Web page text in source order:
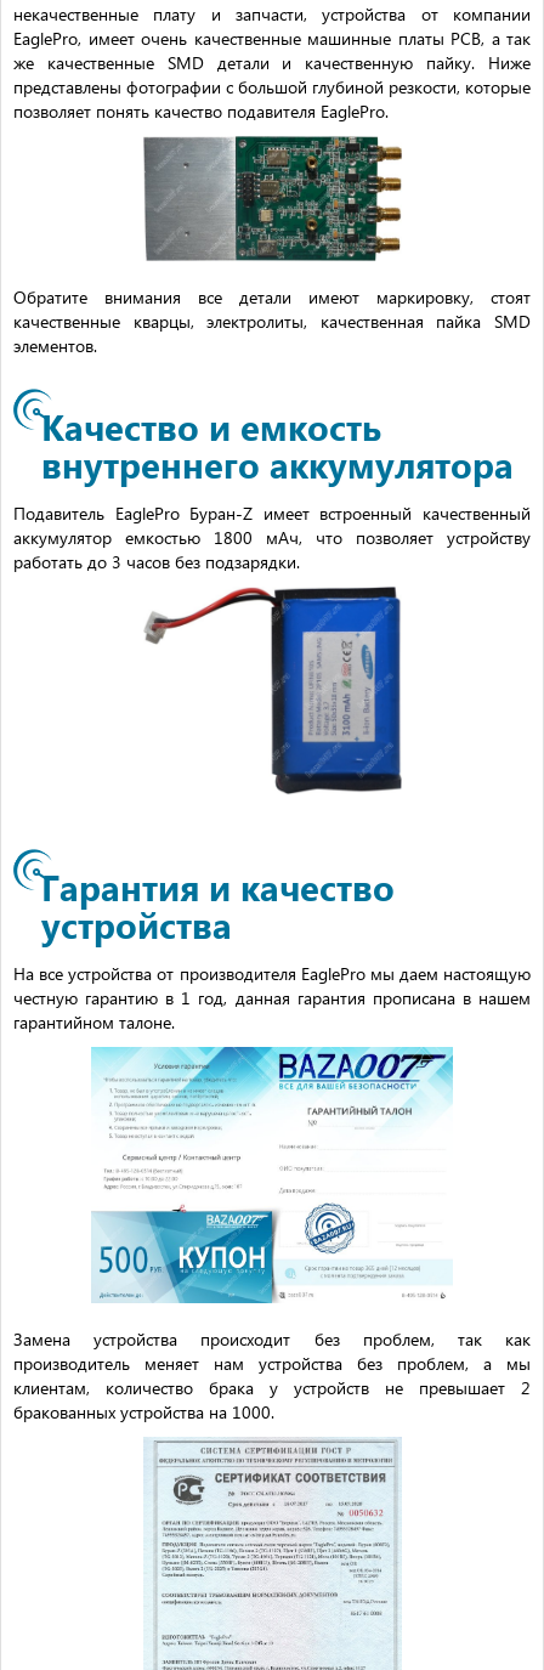
некачественные плату и запчасти, устройства от компании
EaglePro, имеет очень качественные машинные платы PCB, а так
же качественные SMD детали и качественную пайку. Ниже
представлены фотографии с большой глубиной резкости, которые
позволяет понять качество подавителя EaglePro.
Обратите внимания все детали имеют маркировку, стоят
качественные кварцы, электролиты, качественная пайка SMD
элементов.
Качество и емкость
внутреннего аккумулятора
Подавитель EaglePro Буран-Z имеет встроенный качественный
аккумулятор емкостью 1800 мАч, что позволяет устройству
работать до 3 часов без подзарядки.
Гарантия и качество
устройства
На все устройства от производителя EaglePro мы даем настоящую
честную гарантию в 1 год, данная гарантия прописана в нашем
гарантийном талоне.
Замена устройства происходит без проблем, так как
производитель меняет нам устройства без проблем, а мы
клиентам, количество брака у устройств не превышает 2
бракованных устройства на 1000.